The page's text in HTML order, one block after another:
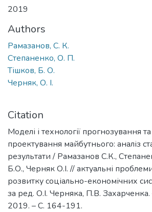
2019
Authors
Рамазанов, С. К.
Степаненко, О. П.
Тішков, Б. О.
Черняк, О. І.
Citation
Моделі і технології прогнозування
проектування майбутнього: аналіз
результати / Рамазанов С.К.,
Б.О., Черняк О.І. // актуальні
розвитку соціально-економічних
за ред. О.І. Черняка, П.В. Захарченка.
2019. – С. 164-191.